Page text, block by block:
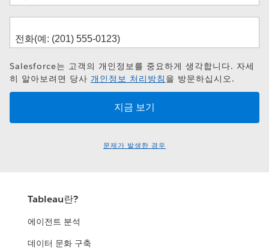
Salesforce는 고객의 개인정보를 중요하게 생각합니다. 자세
히 알아보려면 당사 개인정보 처리방침 을 방문하십시오.
문제가 발생한 경우
Tableau란?
에이전트 분석
데이터 문화 구축